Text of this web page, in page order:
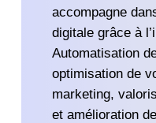
accompagne
digitale grâce à
Automatisation
optimisation de
marketing,
et amélioration